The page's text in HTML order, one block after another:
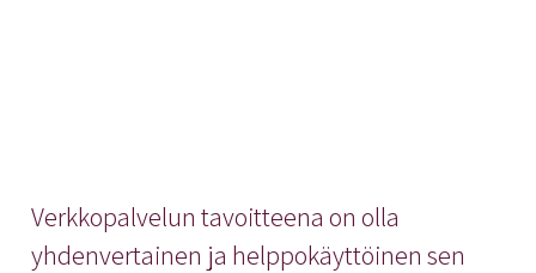
Verkkopalvelun tavoitteena on olla
yhdenvertainen ja helppokäyttöinen sen